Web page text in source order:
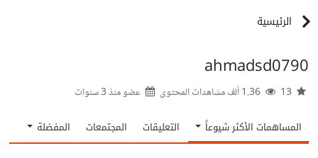
الرئيسية
ahmadsd0790
عضو منذ3 سنوات
المساهمات الأكثر شيوعاً التعليقات المجتمعات المفضلة